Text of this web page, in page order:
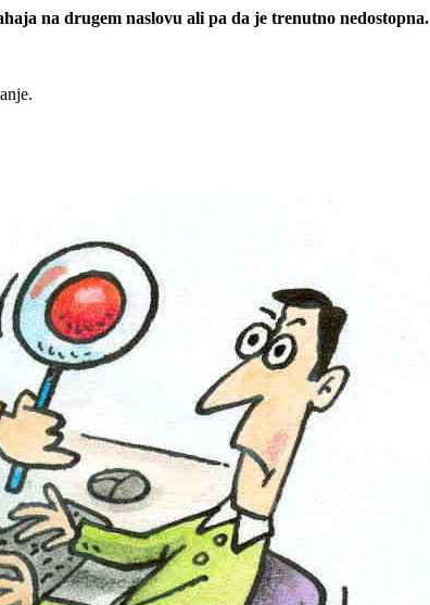
na drugem naslovu ali pa da je trenutno nedostopna.